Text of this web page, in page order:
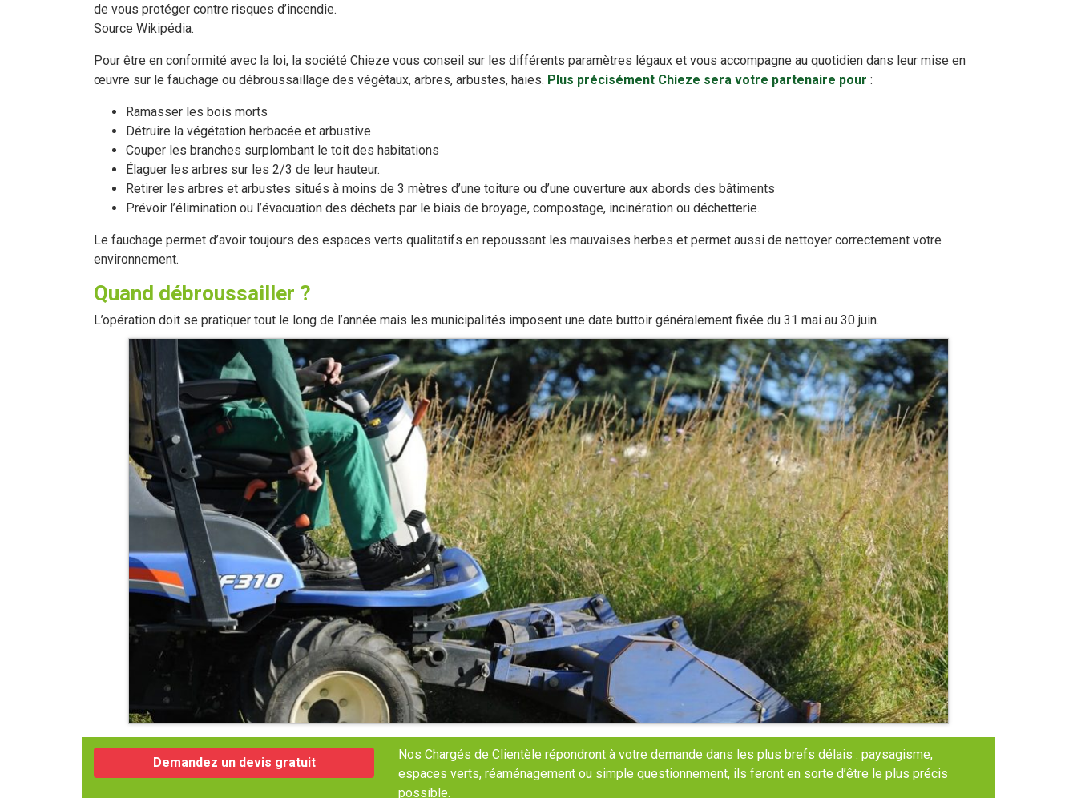
de vous protéger contre risques d’incendie.
Source Wikipédia.
Pour être en conformité avec la loi, la société Chieze vous conseil sur les différents paramètres légaux et vous accompagne au quotidien dans leur mise en
œuvre sur le fauchage ou débroussaillage des végétaux, arbres, arbustes, haies. Plus précisément Chieze sera votre partenaire pour :
Ramasser les bois morts
Détruire la végétation herbacée et arbustive
Couper les branches surplombant le toit des habitations
Élaguer les arbres sur les 2/3 de leur hauteur.
Retirer les arbres et arbustes situés à moins de 3 mètres d’une toiture ou d’une ouverture aux abords des bâtiments
Prévoir l’élimination ou l’évacuation des déchets par le biais de broyage, compostage, incinération ou déchetterie.
Le fauchage permet d’avoir toujours des espaces verts qualitatifs en repoussant les mauvaises herbes et permet aussi de nettoyer correctement votre
environnement.
Quand débroussailler ?
L’opération doit se pratiquer tout le long de l’année mais les municipalités imposent une date buttoir généralement fixée du 31 mai au 30 juin.
Demandez un devis gratuit
Nos Chargés de Clientèle répondront à votre demande dans les plus brefs délais : paysagisme,
espaces verts, réaménagement ou simple questionnement, ils feront en sorte d’être le plus précis
possible.